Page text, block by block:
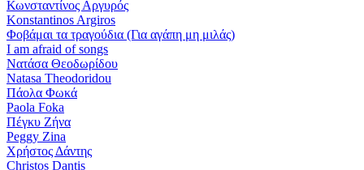
Κωνσταντίνος Αργυρός
Konstantinos Argiros
Φοβάμαι τα τραγούδια (Για αγάπη μη μιλάς)
I am afraid of songs
Νατάσα Θεοδωρίδου
Natasa Theodoridou
Πάολα Φωκά
Paola Foka
Πέγκυ Ζήνα
Peggy Zina
Χρήστος Δάντης
Christos Dantis